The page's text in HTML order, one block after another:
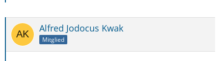
Alfred Jodocus Kwak
Mitglied